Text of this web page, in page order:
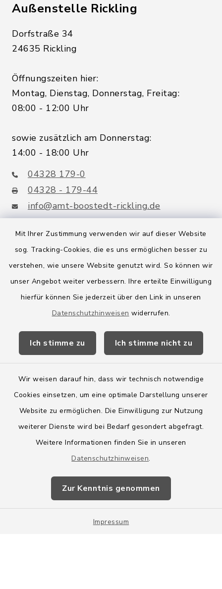
Mit Ihrer Zustimmung verwenden wir auf dieser Website
sog. Tracking-Cookies, die es uns ermöglichen besser zu
verstehen, wie unsere Website genutzt wird. So können wir
unser Angebot weiter verbessern. Ihre erteilte Einwilligung
hierfür können Sie jederzeit über den Link in unseren
Datenschutzhinweisen widerrufen.
Ich stimme zu Ich stimme nicht zu
Wir weisen darauf hin, dass wir technisch notwendige
Cookies einsetzen, um eine optimale Darstellung unserer
Website zu ermöglichen. Die Einwilligung zur Nutzung
weiterer Dienste wird bei Bedarf gesondert abgefragt.
Weitere Informationen finden Sie in unseren
Datenschutzhinweisen.
Zur Kenntnis genommen
Impressum
Außenstelle Rickling
Dorfstraße 34
24635 Rickling
Öffnungszeiten hier:
Montag, Dienstag, Donnerstag, Freitag:
08:00 - 12:00 Uhr
sowie zusätzlich am Donnerstag:
14:00 - 18:00 Uhr
04328 179-0
04328 - 179-44
info@amt-boostedt-rickling.de
Quicklinks
Amt Boostedt-Rickling
Amtsbroschüre
Wege-Zweckverband
Barrierefreiheit
Impressum
Sitemap